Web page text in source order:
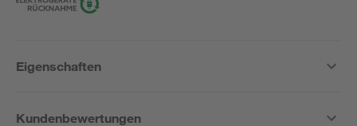
Eigenschaften
Kundenbewertungen